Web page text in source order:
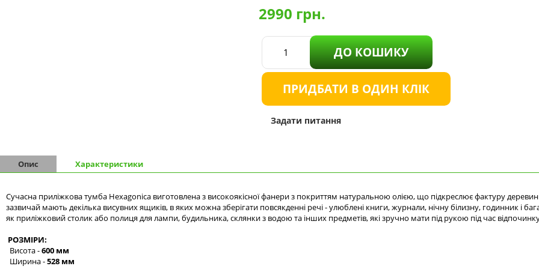
2990 грн.
ДО КОШИКУ
ПРИДБАТИ В ОДИН КЛІК
Задати питання
Опис Характеристики
Сучасна приліжкова тумба Hexagonica виготовлена з високоякісної фанери з покриттям натуральною олією, що підкреслює фактуру
зазвичай мають декілька висувних ящиків, в яких можна зберігати повсякденні речі - улюблені книги, журнали, нічну білизну, годинник і
як приліжковий столик або полиця для лампи, будильника, склянки з водою та інших предметів, які зручно мати під рукою під час
РОЗМІРИ:
Висота -600 мм
Ширина -528 мм